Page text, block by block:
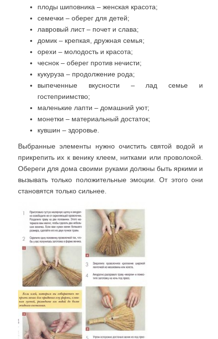
плоды шиповника – женская красота;
семечки – оберег для детей;
лавровый лист – почет и слава;
домик – крепкая, дружная семья;
орехи – молодость и красота;
чеснок – оберег против нечисти;
кукуруза – продолжение рода;
выпеченные вкусности – лад семье и
гостеприимство;
маленькие лапти – домашний уют;
монетки – материальный достаток;
кувшин – здоровье.
Выбранные элементы нужно очистить святой водой и
прикрепить их к венику клеем, нитками или проволокой.
Обереги для дома своими руками должны быть яркими и
вызывать только положительные эмоции. От этого они
становятся только сильнее.